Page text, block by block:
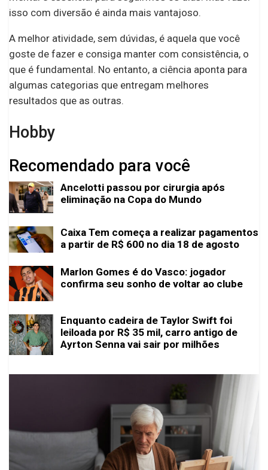
isso com diversão é ainda mais vantajoso.
A melhor atividade, sem dúvidas, é aquela que você
goste de fazer e consiga manter com consistência, o
que é fundamental. No entanto, a ciência aponta para
algumas categorias que entregam melhores
resultados que as outras.
Hobby
Recomendado para você
Ancelotti passou por cirurgia após
eliminação na Copa do Mundo
Caixa Tem começa a realizar pagamentos
a partir de R$ 600 no dia 18 de agosto
Marlon Gomes é do Vasco: jogador
confirma seu sonho de voltar ao clube
Enquanto cadeira de Taylor Swift foi
leiloada por R$ 35 mil, carro antigo de
Ayrton Senna vai sair por milhões